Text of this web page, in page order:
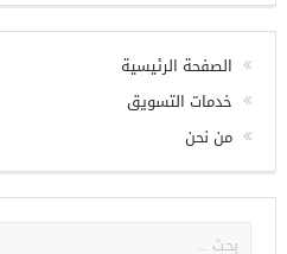
Check your twitter API's keys
من نحن